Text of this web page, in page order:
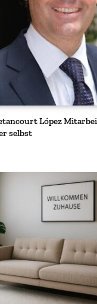
López
selbst